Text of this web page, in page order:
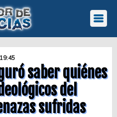
saber quiénes
del
sufridas